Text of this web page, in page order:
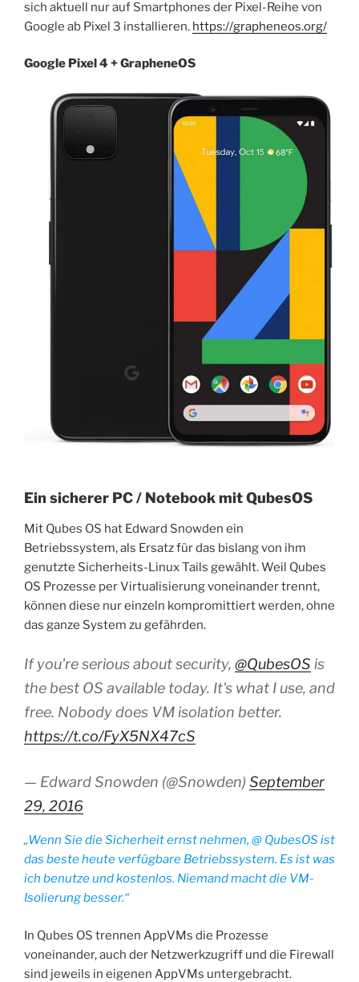
sich aktuell nur auf Smartphones der Pixel-Reihe von
Google ab Pixel 3 installieren. https://grapheneos.org/
Google Pixel 4 + GrapheneOS
Ein sicherer PC / Notebook mit QubesOS
Mit Qubes OS hat Edward Snowden ein
Betriebssystem, als Ersatz für das bislang von ihm
genutzte Sicherheits-Linux Tails gewählt. Weil Qubes
OS Prozesse per Virtualisierung voneinander trennt,
können diese nur einzeln kompromittiert werden, ohne
das ganze System zu gefährden.
If you're serious about security, @QubesOS is
the best OS available today. It's what I use, and
free. Nobody does VM isolation better.
https://t.co/FyX5NX47cS
— Edward Snowden (@Snowden) September
29, 2016
„Wenn Sie die Sicherheit ernst nehmen, @ QubesOS ist
das beste heute verfügbare Betriebssystem. Es ist was
ich benutze und kostenlos. Niemand macht die VM-
Isolierung besser.“
In Qubes OS trennen AppVMs die Prozesse
voneinander, auch der Netzwerkzugriff und die Firewall
sind jeweils in eigenen AppVMs untergebracht.